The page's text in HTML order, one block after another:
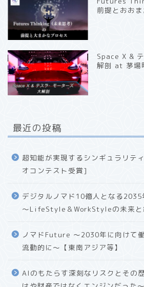
前提とおお
Space X &
解剖 at 茅場
最近の投稿
超知能が実現するシンギュラリテ
オコンテスト受賞]
デジタルノマド10億人となる2035
〜LifeStyle＆WorkStyleの未来と
ノマドFuture 〜2030年に向けて
流動的に〜【東南アジア等】
AIのもたらす深刻なリスクとその